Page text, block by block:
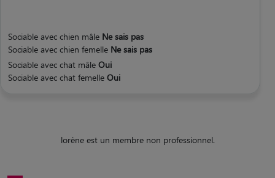
Sociable avec chien mâle Ne sais pas
Sociable avec chien femelle Ne sais pas
Sociable avec chat mâle Oui
Sociable avec chat femelle Oui
lorène est un membre non professionnel.